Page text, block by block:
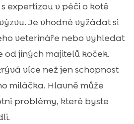
expertízou v péči o kotě
Je vhodné vyžádat si
veterináře nebo vyhledat
od jiných majitelů koček.
více než jen schopnost
miláčka. Hlavně může
problémy, které byste